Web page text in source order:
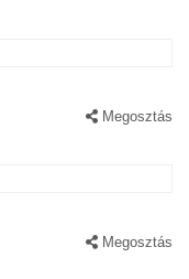
Megosztás
Megosztás